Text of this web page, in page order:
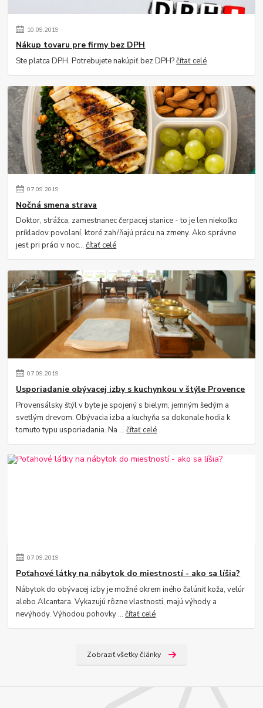
10.09.2019
Nákup tovaru pre firmy bez DPH
Ste platca DPH. Potrebujete nakúpiť bez DPH?čítať celé
07.09.2019
Nočná smena strava
Doktor, strážca, zamestnanec čerpacej stanice - to je len niekoľko
príkladov povolaní, ktoré zahŕňajú prácu na zmeny. Ako správne
jesť pri práci v noc...čítať celé
07.09.2019
Usporiadanie obývacej izby s kuchynkou v štýle Provence
Provensálsky štýl v byte je spojený s bielym, jemným šedým a
svetlým drevom. Obývacia izba a kuchyňa sa dokonale hodia k
tomuto typu usporiadania. Na ...čítať celé
07.09.2019
Poťahové látky na nábytok do miestností - ako sa líšia?
Nábytok do obývacej izby je možné okrem iného čalúniť koža, velúr
alebo Alcantara. Vykazujú rôzne vlastnosti, majú výhody a
nevýhody. Výhodou pohovky ...čítať celé
Zobraziť všetky články